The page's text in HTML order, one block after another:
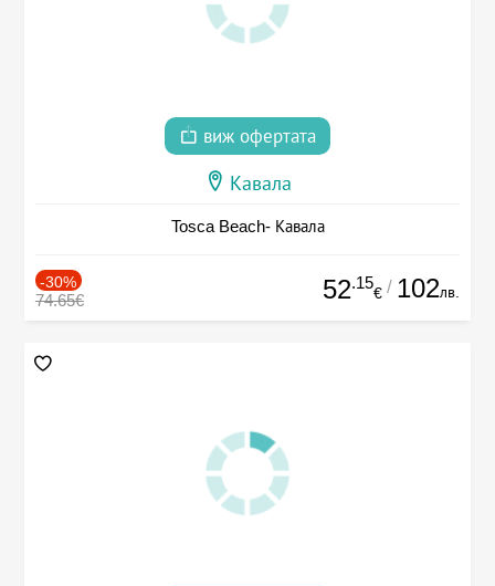
виж офертата
Кавала
Tosca Beach- Кавала
-30%
74.65€ 52.15
€ / 102лв.